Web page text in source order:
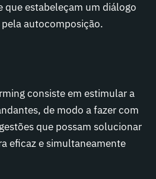
que estabeleçam um diálogo
autocomposição.
consiste em estimular a
de modo a fazer com
que possam solucionar
eficaz e simultaneamente